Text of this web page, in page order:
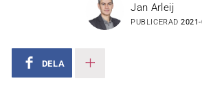
Jan Arleij
PUBLICERAD
DELA